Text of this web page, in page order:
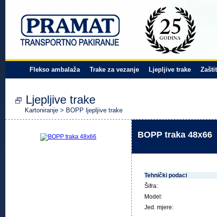
Flekso ambalaža Trake za vezanje Ljepljive trake
Ljepljive trake
Kartoniranje > BOPP ljepljive trake
BOPP traka 48x66
Tehnički podaci
Šifra:
Model:
Jed. mjere: